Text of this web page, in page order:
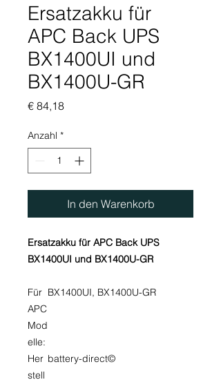
Ersatzakku für
APC Back UPS
BX1400UI und
BX1400U-GR
€ 84,18Preis
Anzahl *
In den Warenkorb
Ersatzakku für APC Back UPS
BX1400UI und BX1400U-GR
Für
APC
Mod
elle:
BX1400UI, BX1400U-GR
Her
stell
battery-direct©